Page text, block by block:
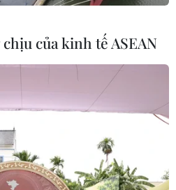
của kinh tế ASEAN